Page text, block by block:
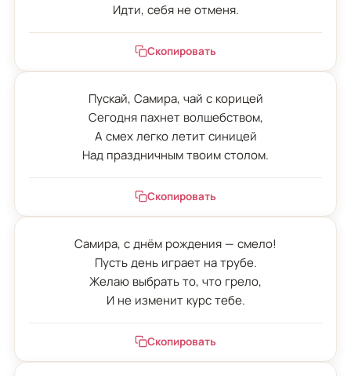
Идти, себя не отменя.
Скопировать
Пускай, Самира, чай с корицей
Сегодня пахнет волшебством,
А смех легко летит синицей
Над праздничным твоим столом.
Скопировать
Самира, с днём рождения — смело!
Пусть день играет на трубе.
Желаю выбрать то, что грело,
И не изменит курс тебе.
Скопировать